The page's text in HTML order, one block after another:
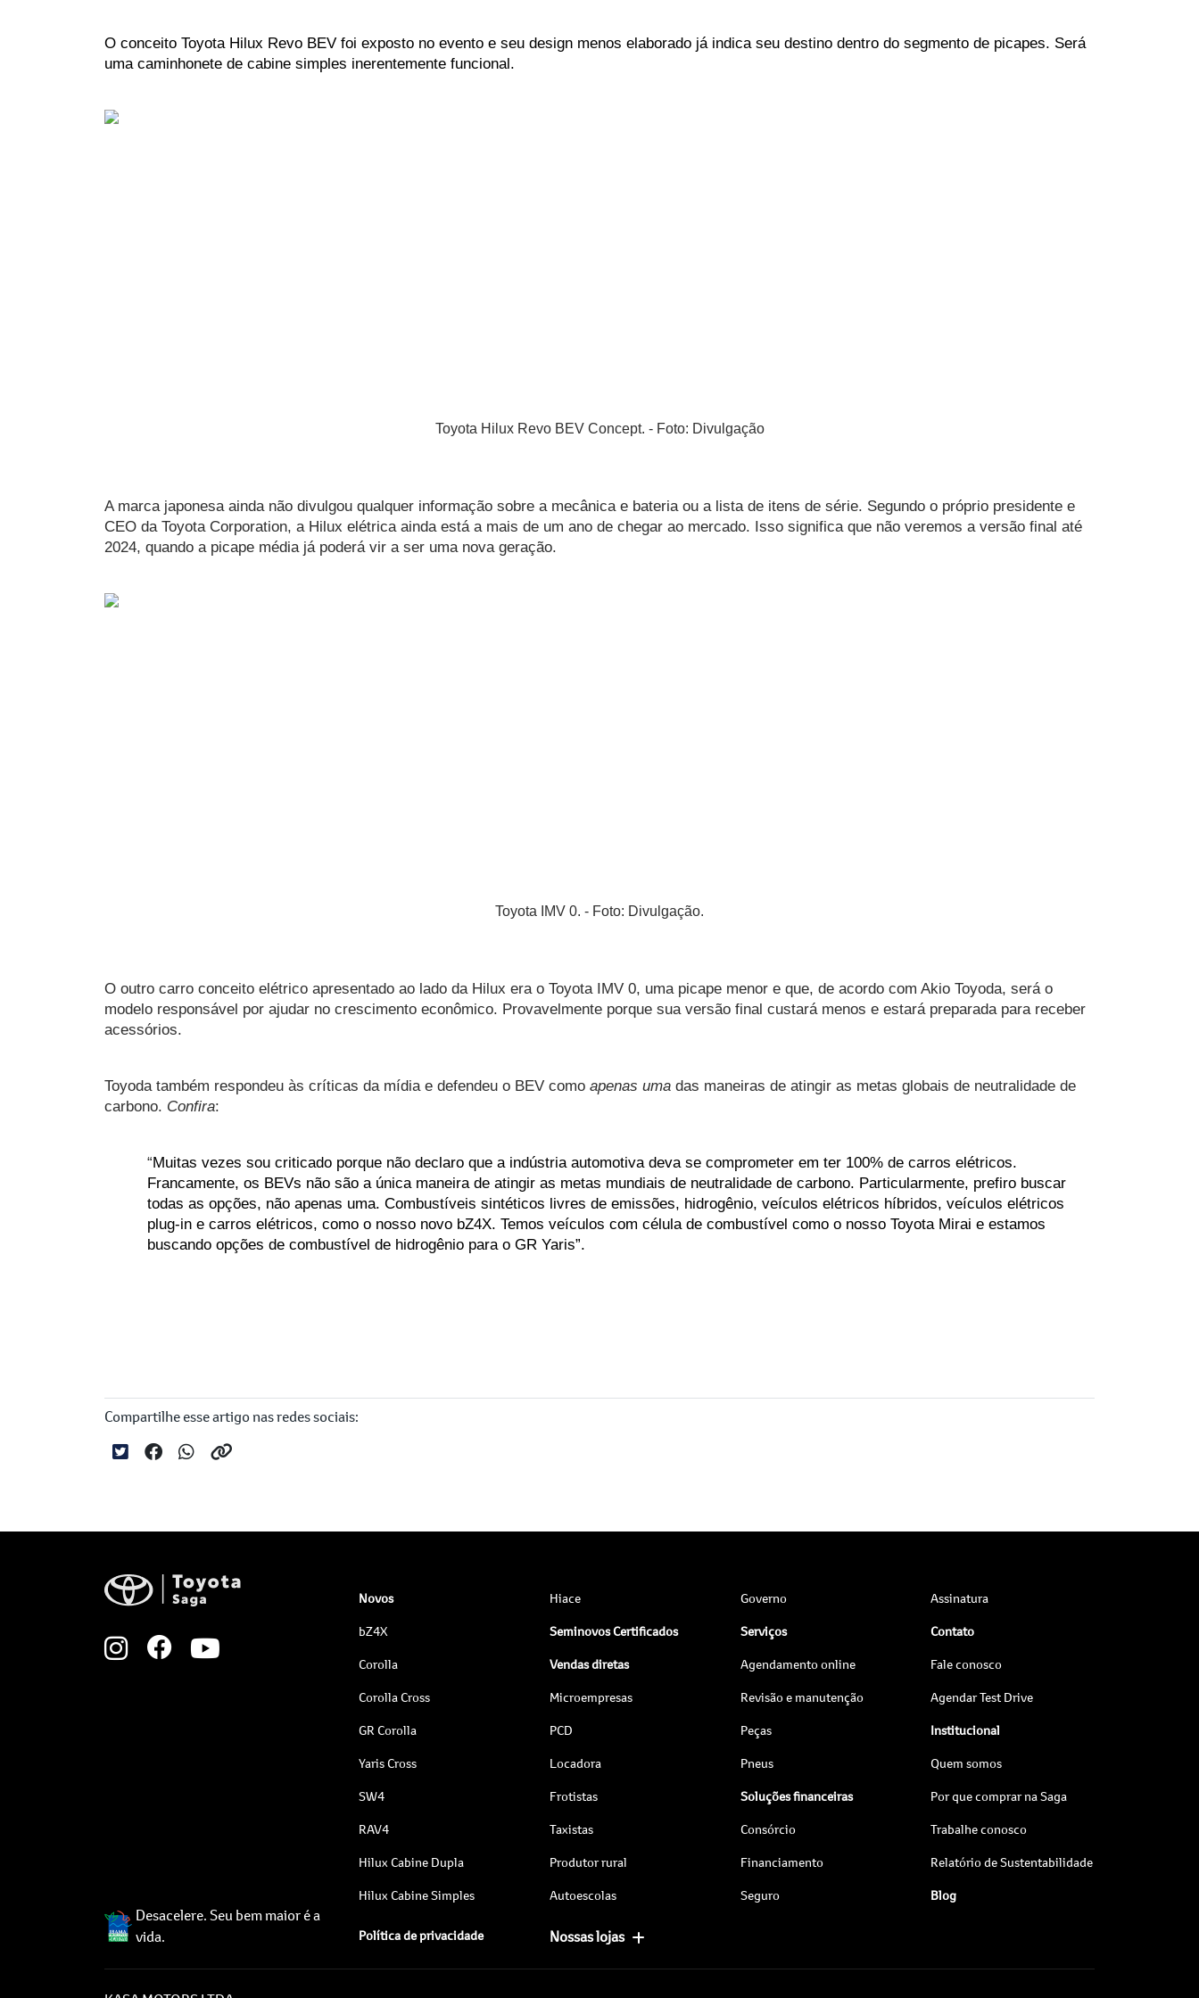
O conceito Toyota Hilux Revo BEV foi exposto no evento e seu design menos elaborado já indica seu destino dentro do segmento de picapes. Será
uma caminhonete de cabine simples inerentemente funcional.
Toyota Hilux Revo BEV Concept. - Foto: Divulgação
A marca japonesa ainda não divulgou qualquer informação sobre a mecânica e bateria ou a lista de itens de série. Segundo o próprio presidente e
CEO da Toyota Corporation, a Hilux elétrica ainda está a mais de um ano de chegar ao mercado. Isso significa que não veremos a versão final até
2024, quando a picape média já poderá vir a ser uma nova geração.
Toyota IMV 0. - Foto: Divulgação.
O outro carro conceito elétrico apresentado ao lado da Hilux era o Toyota IMV 0, uma picape menor e que, de acordo com Akio Toyoda, será o
modelo responsável por ajudar no crescimento econômico. Provavelmente porque sua versão final custará menos e estará preparada para receber
acessórios.
Toyoda também respondeu às críticas da mídia e defendeu o BEV como apenas uma das maneiras de atingir as metas globais de neutralidade de
carbono. Confira:
“Muitas vezes sou criticado porque não declaro que a indústria automotiva deva se comprometer em ter 100% de carros elétricos.
Francamente, os BEVs não são a única maneira de atingir as metas mundiais de neutralidade de carbono. Particularmente, prefiro buscar
todas as opções, não apenas uma. Combustíveis sintéticos livres de emissões, hidrogênio, veículos elétricos híbridos, veículos elétricos
plug-in e carros elétricos, como o nosso novo bZ4X. Temos veículos com célula de combustível como o nosso Toyota Mirai e estamos
buscando opções de combustível de hidrogênio para o GR Yaris”.
Compartilhe esse artigo nas redes sociais:
Desacelere. Seu bem maior é a
vida.
Novos
bZ4X
Corolla
Corolla Cross
GR Corolla
Yaris Cross
SW4
RAV4
Hilux Cabine Dupla
Hilux Cabine Simples
Hiace
Seminovos Certificados
Vendas diretas
Microempresas
PCD
Locadora
Frotistas
Taxistas
Produtor rural
Autoescolas
Governo
Serviços
Agendamento online
Revisão e manutenção
Peças
Pneus
Soluções financeiras
Consórcio
Financiamento
Seguro
Assinatura
Contato
Fale conosco
Agendar Test Drive
Institucional
Quem somos
Por que comprar na Saga
Trabalhe conosco
Relatório de Sustentabilidade
Blog
Política de privacidade Nossas lojas